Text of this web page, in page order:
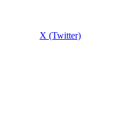
X (Twitter)